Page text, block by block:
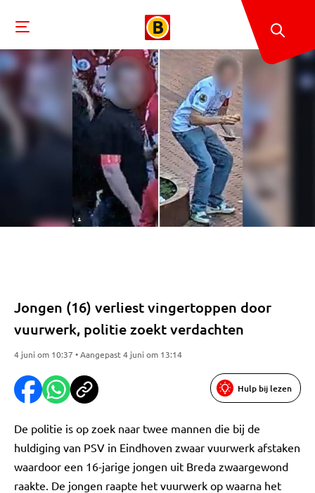
Jongen (16) verliest vingertoppen door
vuurwerk, politie zoekt verdachten
4 juni om 10:37 • Aangepast 4 juni om 13:14
Hulp bij lezen
De politie is op zoek naar twee mannen die bij de
huldiging van PSV in Eindhoven zwaar vuurwerk afstaken
waardoor een 16-jarige jongen uit Breda zwaargewond
raakte. De jongen raapte het vuurwerk op waarna het